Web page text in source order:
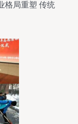
格局重塑 传统